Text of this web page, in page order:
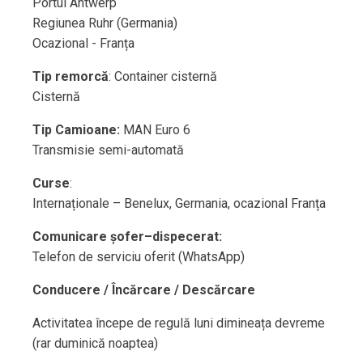
Regiunea Ruhr (Germania)
Ocazional - Franța
Tip remorcă: Container cisternă
Cisternă
Tip Camioane: MAN Euro 6
Transmisie semi-automată
Curse:
Internaționale – Benelux, Germania, ocazional Franța
Comunicare șofer–dispecerat:
Telefon de serviciu oferit (WhatsApp)
Conducere / Încărcare / Descărcare
Activitatea începe de regulă luni dimineața devreme
(rar duminică noaptea)